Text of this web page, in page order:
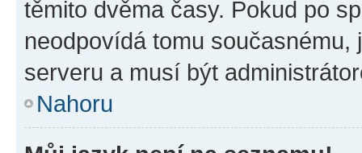
těmito dvěma časy. Pokud po
neodpovídá tomu
serveru a musí být
Nahoru